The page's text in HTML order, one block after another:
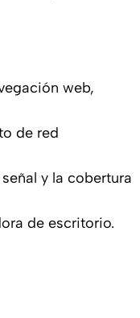
web,
de red
y la cobertura
de escritorio.